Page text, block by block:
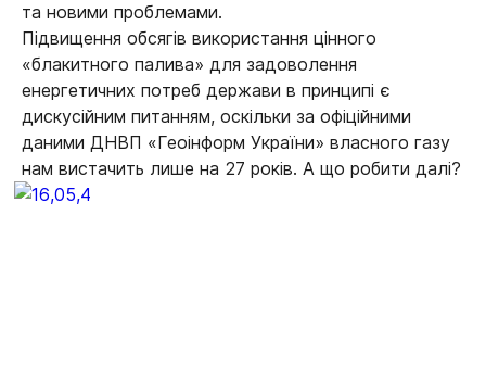
та новими проблемами.
Підвищення обсягів використання цінного
«блакитного палива» для задоволення
енергетичних потреб держави в принципі є
дискусійним питанням, оскільки за офіційними
даними ДНВП «Геоінформ України» власного газу
нам вистачить лише на 27 років. А що робити далі?